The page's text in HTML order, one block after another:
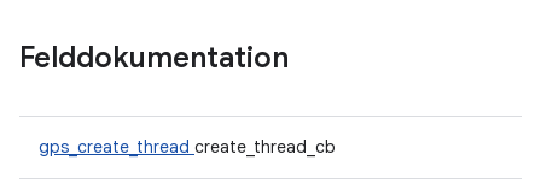
Felddokumentation
gps_create_thread create_thread_cb